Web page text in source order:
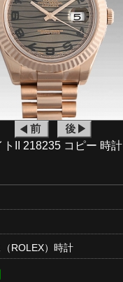
トII 218235 コピー 時計
（ROLEX）時計